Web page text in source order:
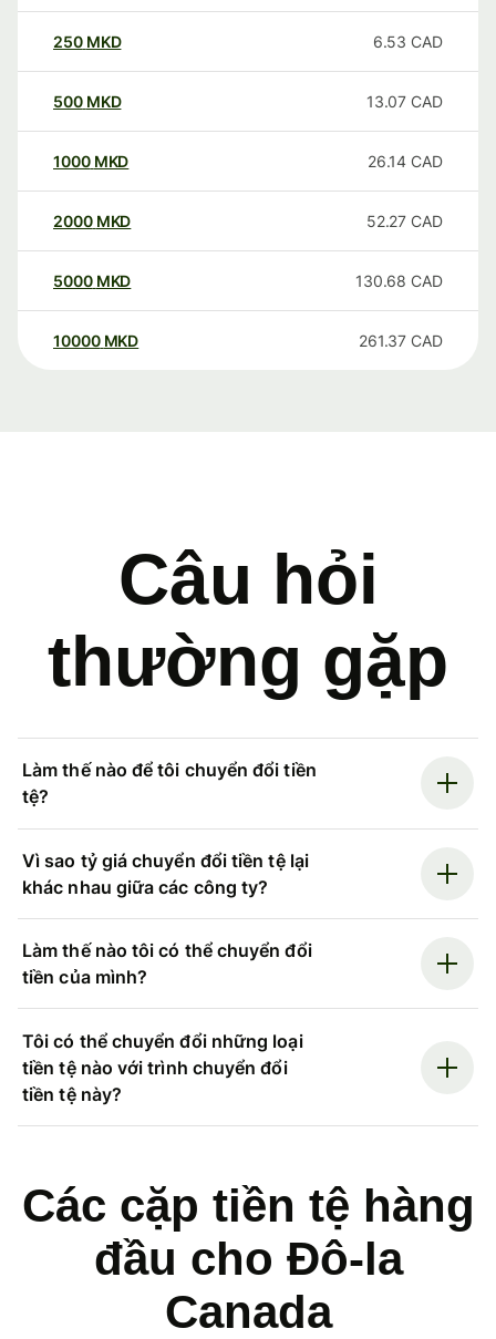
250 MKD 6.53 CAD
500 MKD 13.07 CAD
1000 MKD 26.14 CAD
2000 MKD 52.27 CAD
5000 MKD 130.68 CAD
10000 MKD 261.37 CAD
Câu hỏi
thường gặp
Làm thế nào để tôi chuyển đổi tiền
tệ?
Vì sao tỷ giá chuyển đổi tiền tệ lại
khác nhau giữa các công ty?
Làm thế nào tôi có thể chuyển đổi
tiền của mình?
Tôi có thể chuyển đổi những loại
tiền tệ nào với trình chuyển đổi
tiền tệ này?
Các cặp tiền tệ hàng
đầu cho Đô-la
Canada